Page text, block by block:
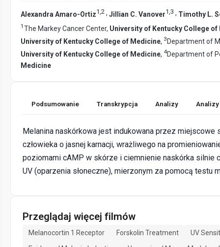
Alexandra Amaro-Ortiz1,2 , Jillian C. Vanover1,3 , Timothy L.
1 The Markey Cancer Center, University of Kentucky College of
University of Kentucky College of Medicine, 3 Department of
University of Kentucky College of Medicine, 4Department of
Medicine
Podsumowanie Transkrypcja Analizy
Melanina naskórkowa jest indukowana przez
człowieka o jasnej karnacji, wrażliwego na
poziomami cAMP w skórze i ciemnienie naskórka silnie
UV (oparzenia słoneczne), mierzonym za pomocą testu
Przeglądaj więcej filmów
Melanocortin 1 Receptor Forskolin Treatment
UV